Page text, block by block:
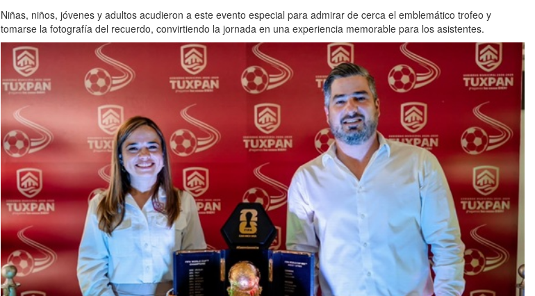
Niñas, niños, jóvenes y adultos acudieron a este evento especial para admirar de cerca el emblemático trofeo y
tomarse la fotografía del recuerdo, convirtiendo la jornada en una experiencia memorable para los asistentes.